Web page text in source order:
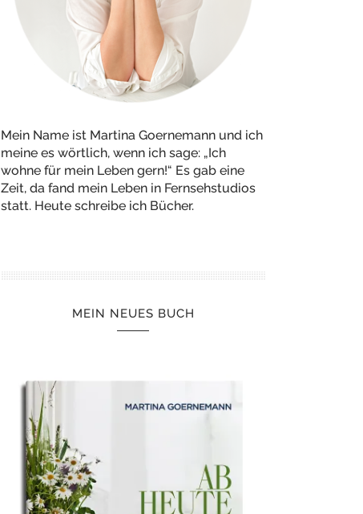
Mein Name ist Martina Goernemann und ich
meine es wörtlich, wenn ich sage: „Ich
wohne für mein Leben gern!“ Es gab eine
Zeit, da fand mein Leben in Fernsehstudios
statt. Heute schreibe ich Bücher.
MEIN NEUES BUCH